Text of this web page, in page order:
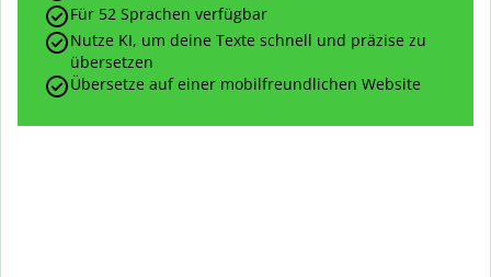
Für 52 Sprachen verfügbar
Nutze KI, um deine Texte schnell und präzise zu
übersetzen
Übersetze auf einer mobilfreundlichen Website